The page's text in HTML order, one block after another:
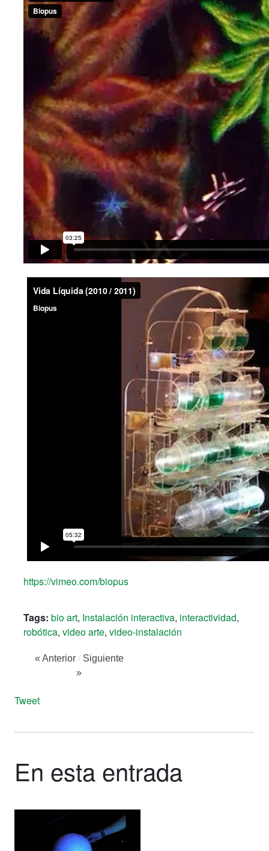
https://vimeo.com/biopus
Tags: bio art, Instalación interactiva, interactividad,
robótica, video arte, video-instalación
« Anterior / Siguiente
»
Tweet
En esta entrada